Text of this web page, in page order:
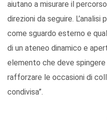
aiutano a misurare il
direzioni da seguire.
come sguardo esterno e
di un ateneo dinamico e
elemento che deve
rafforzare le occasioni di
condivisa”.